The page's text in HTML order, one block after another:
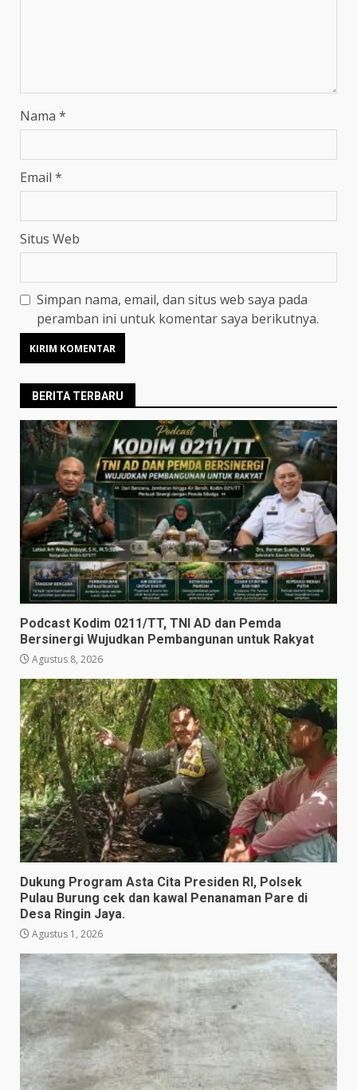
Nama *
Email *
Situs Web
Simpan nama, email, dan situs web saya pada
peramban ini untuk komentar saya berikutnya.
BERITA TERBARU
Podcast Kodim 0211/TT, TNI AD dan Pemda
Bersinergi Wujudkan Pembangunan untuk Rakyat
Agustus 8, 2026
Dukung Program Asta Cita Presiden RI, Polsek
Pulau Burung cek dan kawal Penanaman Pare di
Desa Ringin Jaya.
Agustus 1, 2026